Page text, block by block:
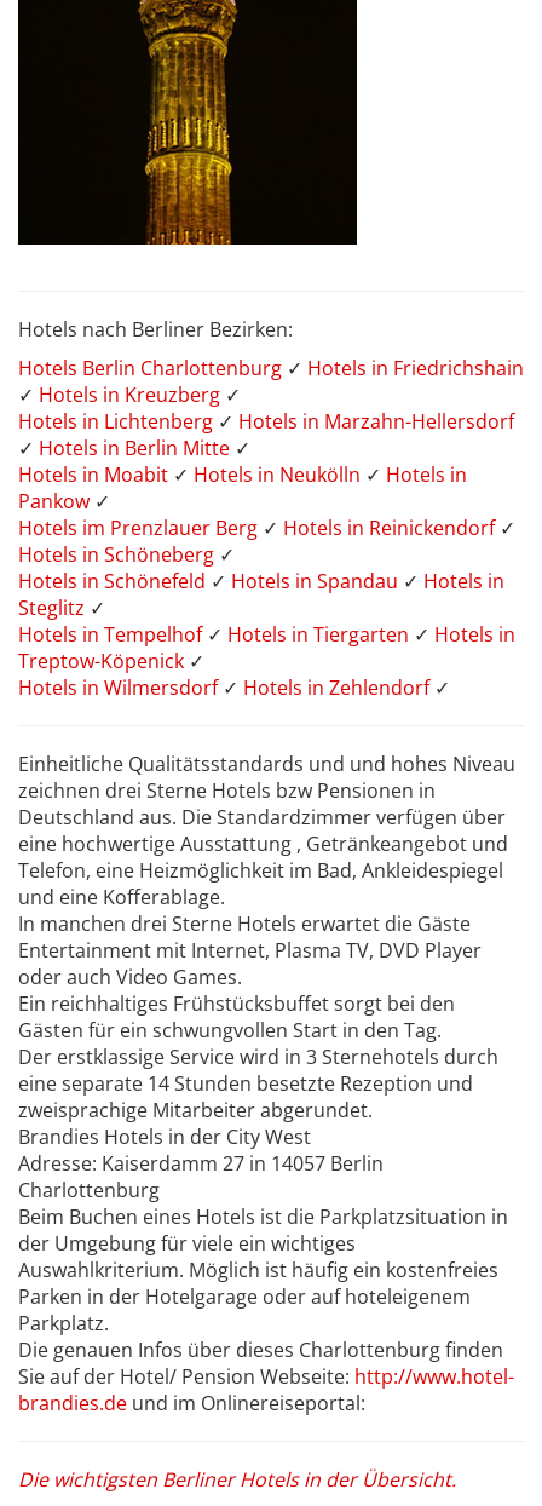
Hotels nach Berliner Bezirken:
Hotels Berlin Charlottenburg ✓ Hotels in Friedrichshain
✓ Hotels in Kreuzberg ✓
Hotels in Lichtenberg ✓ Hotels in Marzahn-Hellersdorf
✓ Hotels in Berlin Mitte ✓
Hotels in Moabit ✓ Hotels in Neukölln ✓ Hotels in
Pankow ✓
Hotels im Prenzlauer Berg ✓ Hotels in Reinickendorf ✓
Hotels in Schöneberg ✓
Hotels in Schönefeld ✓ Hotels in Spandau ✓ Hotels in
Steglitz ✓
Hotels in Tempelhof ✓ Hotels in Tiergarten ✓ Hotels in
Treptow-Köpenick ✓
Hotels in Wilmersdorf ✓ Hotels in Zehlendorf✓
Einheitliche Qualitätsstandards und und hohes Niveau
zeichnen drei Sterne Hotels bzw Pensionen in
Deutschland aus. Die Standardzimmer verfügen über
eine hochwertige Ausstattung , Getränkeangebot und
Telefon, eine Heizmöglichkeit im Bad, Ankleidespiegel
und eine Kofferablage.
In manchen drei Sterne Hotels erwartet die Gäste
Entertainment mit Internet, Plasma TV, DVD Player
oder auch Video Games.
Ein reichhaltiges Frühstücksbuffet sorgt bei den
Gästen für ein schwungvollen Start in den Tag.
Der erstklassige Service wird in 3 Sternehotels durch
eine separate 14 Stunden besetzte Rezeption und
zweisprachige Mitarbeiter abgerundet.
Brandies Hotels in der City West
Adresse: Kaiserdamm 27 in 14057 Berlin
Charlottenburg
Beim Buchen eines Hotels ist die Parkplatzsituation in
der Umgebung für viele ein wichtiges
Auswahlkriterium. Möglich ist häufig ein kostenfreies
Parken in der Hotelgarage oder auf hoteleigenem
Parkplatz.
Die genauen Infos über dieses Charlottenburg finden
Sie auf der Hotel/ Pension Webseite: http://www.hotel-
brandies.de und im Onlinereiseportal:
Die wichtigsten Berliner Hotels in der Übersicht.